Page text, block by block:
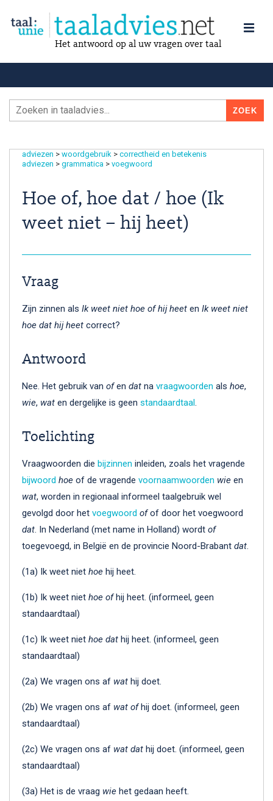
Het antwoord op al uw vragen over taal
adviezen > woordgebruik > correctheid en betekenis
adviezen > grammatica > voegwoord
Hoe of, hoe dat / hoe (Ik
weet niet – hij heet)
Vraag
Zijn zinnen als Ik weet niet hoe of hij heet en Ik weet niet
hoe dat hij heet correct?
Antwoord
Nee. Het gebruik van ofen dat na vraagwoorden als hoe,
wie, wat en dergelijke is geen standaardtaal.
Toelichting
Vraagwoorden die bijzinnen inleiden, zoals het vragende
bijwoord hoe of de vragende voornaamwoorden wie en
wat, worden in regionaal informeel taalgebruik wel
gevolgd door het voegwoord ofof door het voegwoord
dat. In Nederland (met name in Holland) wordt of
toegevoegd, in België en de provincie Noord-Brabant dat.
(1a) Ik weet niet hoe hij heet.
(1b) Ik weet niet hoe ofhij heet. (informeel, geen
standaardtaal)
(1c) Ik weet niet hoe dat hij heet. (informeel, geen
standaardtaal)
(2a) We vragen ons af wat hij doet.
(2b) We vragen ons af wat ofhij doet. (informeel, geen
standaardtaal)
(2c) We vragen ons af wat dat hij doet. (informeel, geen
standaardtaal)
(3a) Het is de vraag wie het gedaan heeft.